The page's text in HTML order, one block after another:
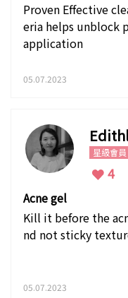
Proven Effective
eria helps unblock
application
05.07.2023
星級會員
4
Acne gel
Kill it before the
nd not sticky
05.07.2023